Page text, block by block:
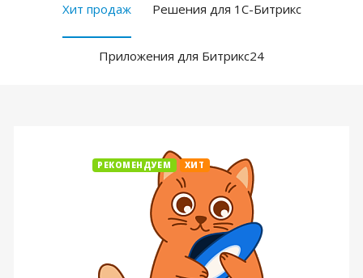
Хит продаж Решения для 1С-Битрикс
Приложения для Битрикс24
РЕКОМЕНДУЕМ ХИТ